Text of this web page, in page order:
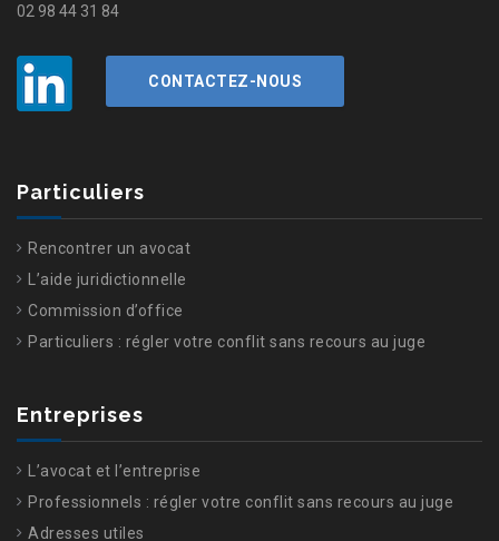
02 98 44 31 84
CONTACTEZ-NOUS
Particuliers
Rencontrer un avocat
L’aide juridictionnelle
Commission d’office
Particuliers : régler votre conflit sans recours au juge
Entreprises
L’avocat et l’entreprise
Professionnels : régler votre conflit sans recours au juge
Adresses utiles